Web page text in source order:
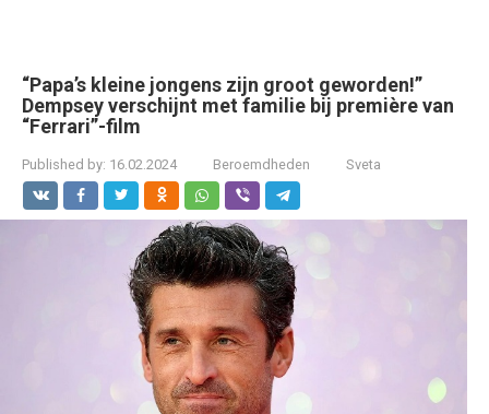
“Papa’s kleine jongens zijn groot geworden!”
Dempsey verschijnt met familie bij première van
“Ferrari”-film
Published by: 16.02.2024 Beroemdheden Sveta